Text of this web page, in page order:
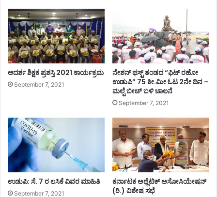
ಬಂ
ದ್
.
.
.
!
ಯಾ
ವು
ದೇ
ರೀ
ತಿ
ಯ
ಕಾ
ಣಿ
ನ್
ನು
ನೀ
ಡ
ದಿ
ರು
ವ
ಬ
ಆದರ್ಶ ಶಿಕ್ಷಕ ಪ್ರಶಸ್ತಿ 2021 ಕಾರ್ಯಕ್ರಮ
September 7, 2021
ನೇಶನ್ ಫಸ್ಟ್ ತಂಡದ “ಫಿಟ್ ರಹೋ
ಉಡುಪಿ” 75 ಕೀ.ಮೀ ಓಟ 2ನೇ ದಿನ –
ಮಲ್ಪೆ ಬೀಚ್ ಬಳಿ ಚಾಲನೆ
September 7, 2021
ಉಡುಪಿ: ಸೆ. 7 ರ ಲಸಿಕೆ ವಿವರ ಮಾಹಿತಿ
September 7, 2021
ಕರ್ನಾಟಕ ಅಥ್ಲೆಟಿಕ್ ಅಸೋಸಿಯೇಷನ್
(ರಿ.) ವಿಶೇಷ ಸಭೆ